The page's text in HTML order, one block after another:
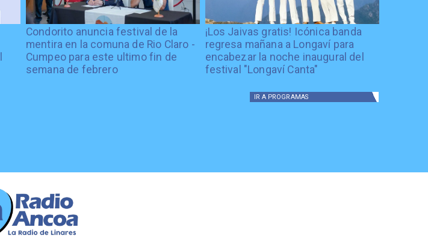
Condorito anuncia festival de la
mentira en la comuna de Rio Claro -
Cumpeo para este ultimo fin de
semana de febrero
¡Los Jaivas gratis! Icónica banda
regresa mañana a Longaví para
encabezar la noche inaugural del
festival "Longaví Canta"
IR A PROGRAMAS